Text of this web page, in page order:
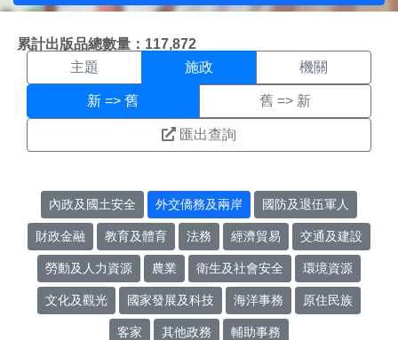
累計出版品總數量：117,872
施政搜尋結果頁面
主題 施政 機關
新 => 舊 舊 => 新
匯出查詢
內政及國土安全 外交僑務及兩岸 國防及退伍軍人
財政金融 教育及體育 法務 經濟貿易 交通及建設
勞動及人力資源 農業 衛生及社會安全 環境資源
文化及觀光 國家發展及科技 海洋事務 原住民族
客家 其他政務 輔助事務